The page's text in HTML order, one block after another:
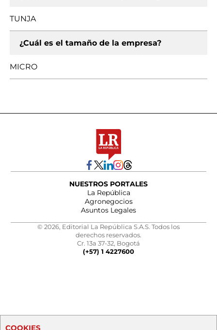
TUNJA
¿Cuál es el tamaño de la empresa?
MICRO
NUESTROS PORTALES
La República
Agronegocios
Asuntos Legales
© 2026, Editorial La República S.A.S. Todos los
derechos reservados.
Cr. 13a 37-32, Bogotá
(+57) 1 4227600
COOKIES